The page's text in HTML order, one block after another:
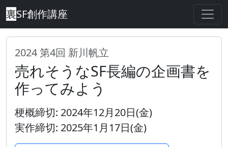
裏SF創作講座
2024 第4回 新川帆立
売れそうなSF長編の企画書を
作ってみよう
梗概締切: 2024年12月20日(金)
実作締切: 2025年1月17日(金)